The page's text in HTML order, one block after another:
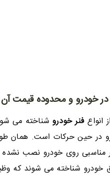
خودرو و محدوده قیمت
انواع فنر خودروشناخته می
حین حرکات است. همان
روی خودرو نصب
خودرو شناخته می شوند که